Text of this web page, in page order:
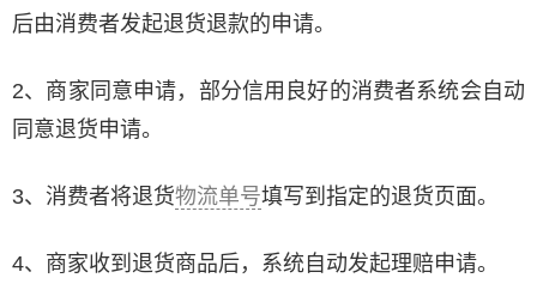
后由消费者发起退货退款的申请。
2、商家同意申请，部分信用良好的消费者系统会自动
同意退货申请。
3、消费者将退货物流单号填写到指定的退货页面。
4、商家收到退货商品后，系统自动发起理赔申请。